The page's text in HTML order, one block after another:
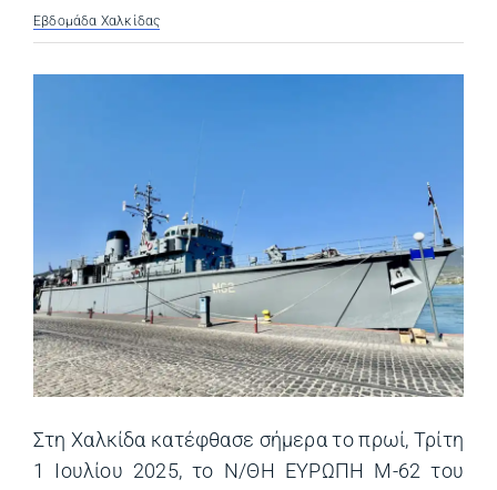
Εβδομάδα Χαλκίδας
Στη Χαλκίδα κατέφθασε σήμερα το πρωί, Τρίτη
1 Ιουλίου 2025, το N/ΘΗ ΕΥΡΩΠΗ Μ-62 του